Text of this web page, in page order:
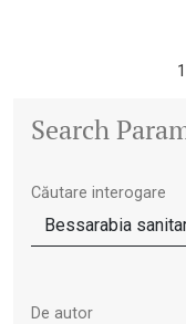
Search
Căutare interogare
De autor